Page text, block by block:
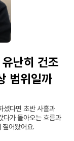
난히 건조
범위일까
셨다면 초반 사흘과
다가 돌아오는 흐름과
짚어봤어요.